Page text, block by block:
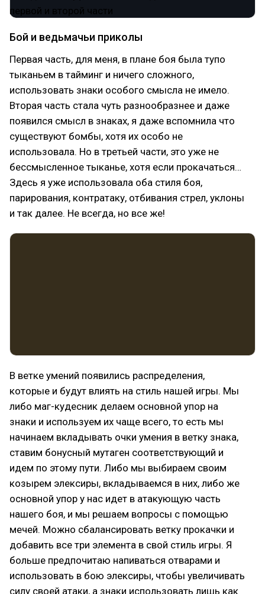
Бой и ведьмачьи приколы
Первая часть, для меня, в плане боя была тупо
тыканьем в тайминг и ничего сложного,
использовать знаки особого смысла не имело.
Вторая часть стала чуть разнообразнее и даже
появился смысл в знаках, я даже вспомнила что
существуют бомбы, хотя их особо не
использовала. Но в третьей части, это уже не
бессмысленное тыканье, хотя если прокачаться…
Здесь я уже использовала оба стиля боя,
парирования, контратаку, отбивания стрел, уклоны
и так далее. Не всегда, но все же!
В ветке умений появились распределения,
которые и будут влиять на стиль нашей игры. Мы
либо маг-кудесник делаем основной упор на
знаки и используем их чаще всего, то есть мы
начинаем вкладывать очки умения в ветку знака,
ставим бонусный мутаген соответствующий и
идем по этому пути. Либо мы выбираем своим
козырем элексиры, вкладываемся в них, либо же
основной упор у нас идет в атакующую часть
нашего боя, и мы решаем вопросы с помощью
мечей. Можно сбалансировать ветку прокачки и
добавить все три элемента в свой стиль игры. Я
больше предпочитаю напиваться отварами и
использовать в бою элексиры, чтобы увеличивать
силу своей атаки, а знаки использовать лишь как